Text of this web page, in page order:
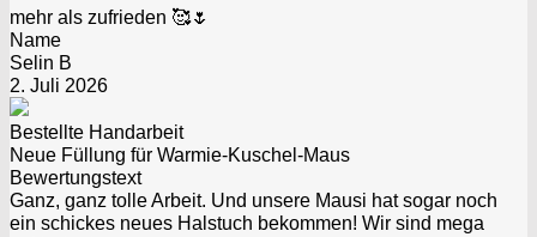
mehr als zufrieden 🥰🌷
Name
Selin B
2. Juli 2026
Bestellte Handarbeit
Neue Füllung für Warmie-Kuschel-Maus
Bewertungstext
Ganz, ganz tolle Arbeit. Und unsere Mausi hat sogar noch
ein schickes neues Halstuch bekommen! Wir sind mega